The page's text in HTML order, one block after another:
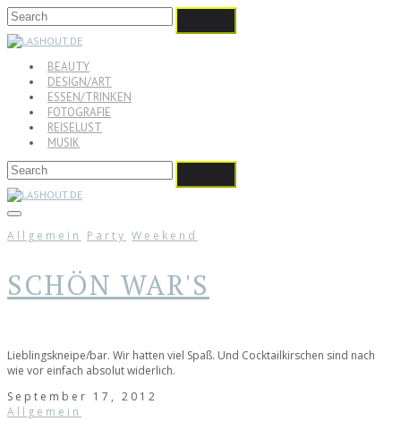
BEAUTY
DESIGN/ART
ESSEN/TRINKEN
FOTOGRAFIE
REISELUST
MUSIK
Allgemein Party Weekend
SCHÖN WAR'S
Lieblingskneipe/bar. Wir hatten viel Spaß. Und Cocktailkirschen sind nach
wie vor einfach absolut widerlich.
September 17, 2012
Allgemein